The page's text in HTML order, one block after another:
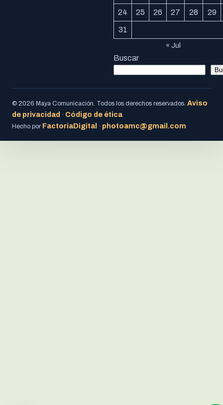
24 25 26 27 28 29
31
« Jul
Buscar
© 2026 Maya Comunicación. Todos los derechos reservados. Aviso
de privacidad · Código de ética
Hecho por FactoriaDigital · photoamc@gmail.com